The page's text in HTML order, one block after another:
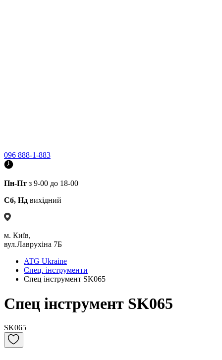
096 888-1-883
Пн-Пт з 9-00 до 18-00
Сб, Нд вихідний
м. Київ,
вул.Лаврухіна 7Б
ATG Ukraine
Спец. інструменти
Спец інструмент SK065
Спец інструмент SK065
SK065